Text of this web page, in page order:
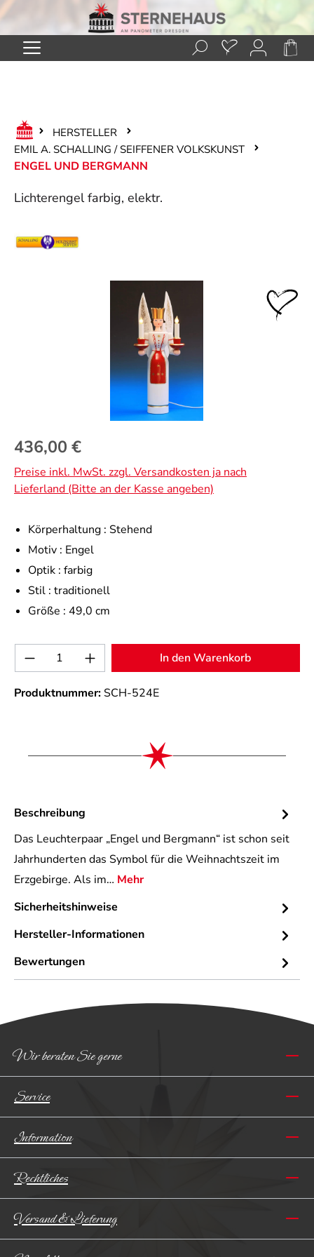
Zum Hauptinhalt springen
HERSTELLER
EMIL A. SCHALLING / SEIFFENER VOLKSKUNST
ENGEL UND BERGMANN
Lichterengel farbig, elektr.
Bildergalerie überspringen
Regulärer Preis:
436,00 €
Preise inkl. MwSt. zzgl. Versandkosten ja nach
Lieferland (Bitte an der Kasse angeben)
Körperhaltung : Stehend
Motiv : Engel
Optik : farbig
Stil : traditionell
Größe : 49,0 cm
Produkt Anzahl: Gib den gewünschten
In den Warenkorb
Produktnummer: SCH-524E
Beschreibung
Das Leuchterpaar „Engel und Bergmann“ ist schon seit
Jahrhunderten das Symbol für die Weihnachtszeit im
Erzgebirge. Als im… Mehr
Sicherheitshinweise
Hersteller-Informationen
Bewertungen
Wir beraten Sie gerne
Service
Information
Rechtliches
Versand & Lieferung